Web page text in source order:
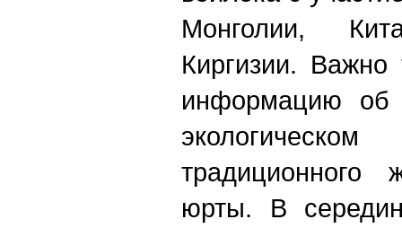
Монголии,
Киргизии. Важно
информацию об
традиционного
юрты. В